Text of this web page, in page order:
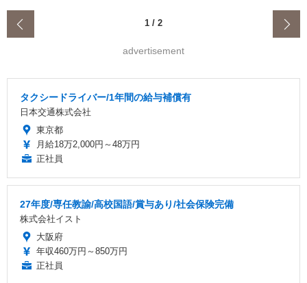
1 / 2
advertisement
タクシードライバー/1年間の給与補償有
日本交通株式会社
東京都
月給18万2,000円～48万円
正社員
27年度/専任教諭/高校国語/賞与あり/社会保険完備
株式会社イスト
大阪府
年収460万円～850万円
正社員